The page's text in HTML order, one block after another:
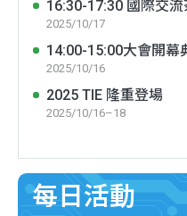
16:30-17:30 國際交
2025/10/17
14:00-15:00大會開幕
2025/10/16
2025 TIE 隆重登場
2025/10/16–18
每日活動